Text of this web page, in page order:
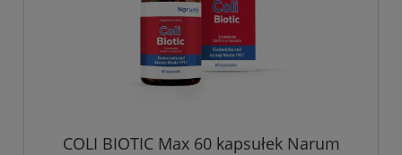
COLI BIOTIC Max 60 kapsułek Narum